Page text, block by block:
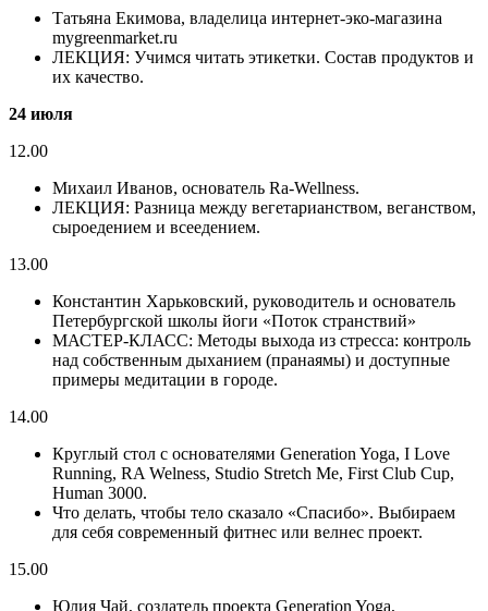
Татьяна Екимова, владелица интернет-эко-магазина
mygreenmarket.ru
ЛЕКЦИЯ: Учимся читать этикетки. Состав продуктов и
их качество.
24 июля
12.00
Михаил Иванов, основатель Ra-Wellness.
ЛЕКЦИЯ: Разница между вегетарианством, веганством,
сыроедением и всеедением.
13.00
Константин Харьковский, руководитель и основатель
Петербургской школы йоги «Поток странствий»
МАСТЕР-КЛАСС: Методы выхода из стресса: контроль
над собственным дыханием (пранаямы) и доступные
примеры медитации в городе.
14.00
Круглый стол с основателями Generation Yoga, I Love
Running, RA Welness, Studio Stretch Me, First Club Cup,
Human 3000.
Что делать, чтобы тело сказало «Спасибо». Выбираем
для себя современный фитнес или велнес проект.
15.00
Юлия Чай, создатель проекта Generation Yoga,